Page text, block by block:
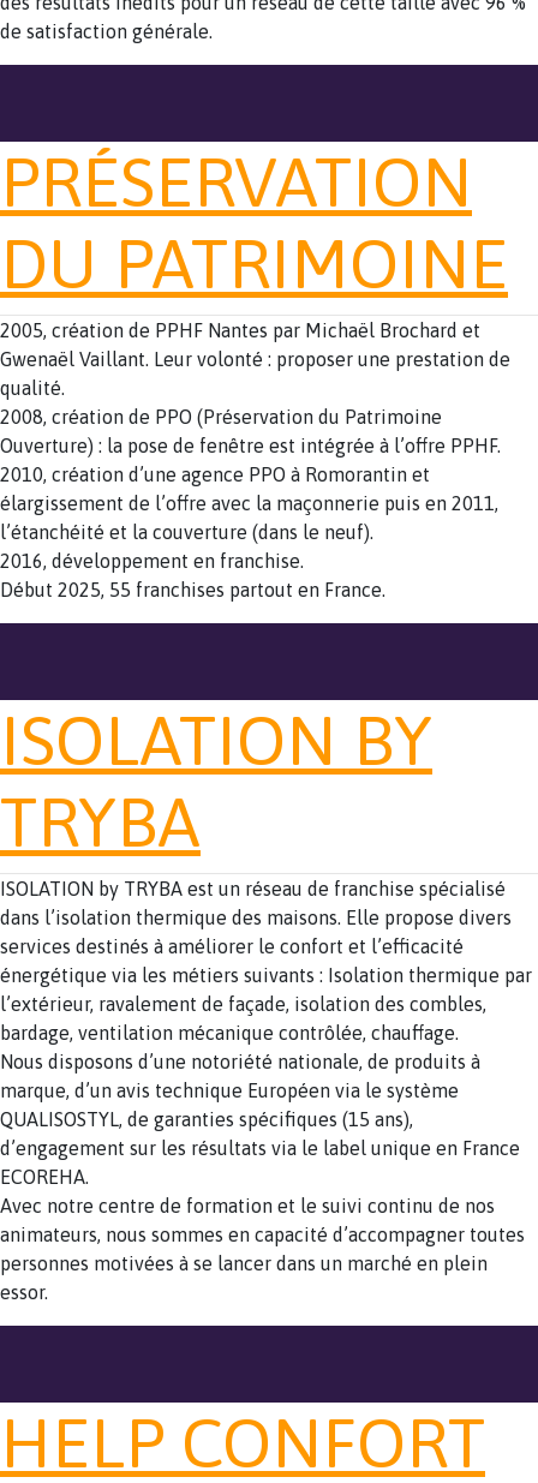
de satisfaction générale.
PRÉSERVATION
DU PATRIMOINE
2005, création de PPHF Nantes par Michaël Brochard et
Gwenaël Vaillant. Leur volonté : proposer une prestation de
qualité.
2008, création de PPO (Préservation du Patrimoine
Ouverture) : la pose de fenêtre est intégrée à l’offre PPHF.
2010, création d’une agence PPO à Romorantin et
élargissement de l’offre avec la maçonnerie puis en 2011,
l’étanchéité et la couverture (dans le neuf).
2016, développement en franchise.
Début 2025, 55 franchises partout en France.
ISOLATION BY
TRYBA
ISOLATION by TRYBA est un réseau de franchise spécialisé
dans l’isolation thermique des maisons. Elle propose divers
services destinés à améliorer le confort et l’efficacité
énergétique via les métiers suivants : Isolation thermique par
l’extérieur, ravalement de façade, isolation des combles,
bardage, ventilation mécanique contrôlée, chauffage.
Nous disposons d’une notoriété nationale, de produits à
marque, d’un avis technique Européen via le système
QUALISOSTYL, de garanties spécifiques (15 ans),
d’engagement sur les résultats via le label unique en France
ECOREHA.
Avec notre centre de formation et le suivi continu de nos
animateurs, nous sommes en capacité d’accompagner toutes
personnes motivées à se lancer dans un marché en plein
essor.
HELP CONFORT